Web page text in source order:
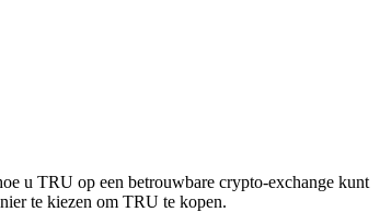
u TRU op een betrouwbare crypto-exchange kunt
te kiezen om TRU te kopen.